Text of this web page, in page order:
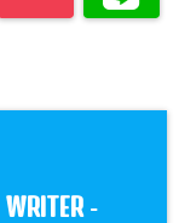
WRITER-